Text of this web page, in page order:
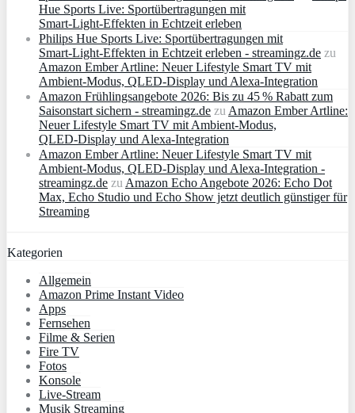
Hue Sports Live: Sportübertragungen mit
Smart‑Light‑Effekten in Echtzeit erleben
Philips Hue Sports Live: Sportübertragungen mit
Smart‑Light‑Effekten in Echtzeit erleben - streamingz.de zu
Amazon Ember Artline: Neuer Lifestyle Smart TV mit
Ambient‑Modus, QLED‑Display und Alexa‑Integration
Amazon Frühlingsangebote 2026: Bis zu 45 % Rabatt zum
Saisonstart sichern - streamingz.de zu Amazon Ember Artline:
Neuer Lifestyle Smart TV mit Ambient‑Modus,
QLED‑Display und Alexa‑Integration
Amazon Ember Artline: Neuer Lifestyle Smart TV mit
Ambient‑Modus, QLED‑Display und Alexa‑Integration -
streamingz.de zu Amazon Echo Angebote 2026: Echo Dot
Max, Echo Studio und Echo Show jetzt deutlich günstiger für
Streaming
Kategorien
Allgemein
Amazon Prime Instant Video
Apps
Fernsehen
Filme & Serien
Fire TV
Fotos
Konsole
Live-Stream
Musik Streaming